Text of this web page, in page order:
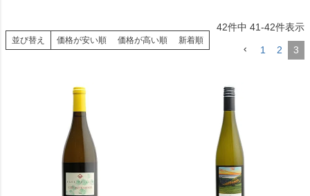
並び替え 価格が安い順 価格が高い順 新着順
42件中 41-42件表示
1 2 3